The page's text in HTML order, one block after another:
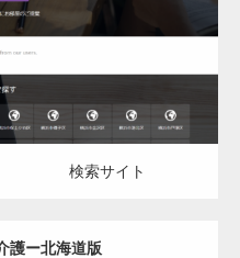
検索サイト
護ー北海道版